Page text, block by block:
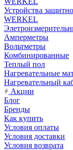
Устройства
WERKEL
Амперметры
Вольтметры
Комбинированные
Теплый пол
Нагревательные
Нагревательный
Акции
Блог
Бренды
Как купить
Условия оплаты
Условия доставки
Условия возврата